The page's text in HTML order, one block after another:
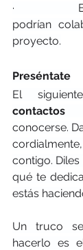
·
podrían
proyecto.
Preséntate
El
contactos
conocerse.
contigo.
qué te
estás
Un truco
hacerlo es